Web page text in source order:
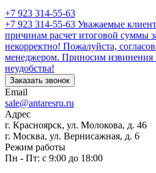
+7 923 314-55-63
+7 923 314-55-63 Уважаемые
причинам расчет итоговой суммы
некорректно! Пожалуйста,
менеджером. Приносим извинения
неудобства!
Заказать звонок
Email
sale@antaresru.ru
Адрес
г. Красноярск, ул. Молокова, д. 46
г. Москва, ул. Вернисажная, д. 6
Режим работы
Пн - Пт: с 9:00 до 18:00